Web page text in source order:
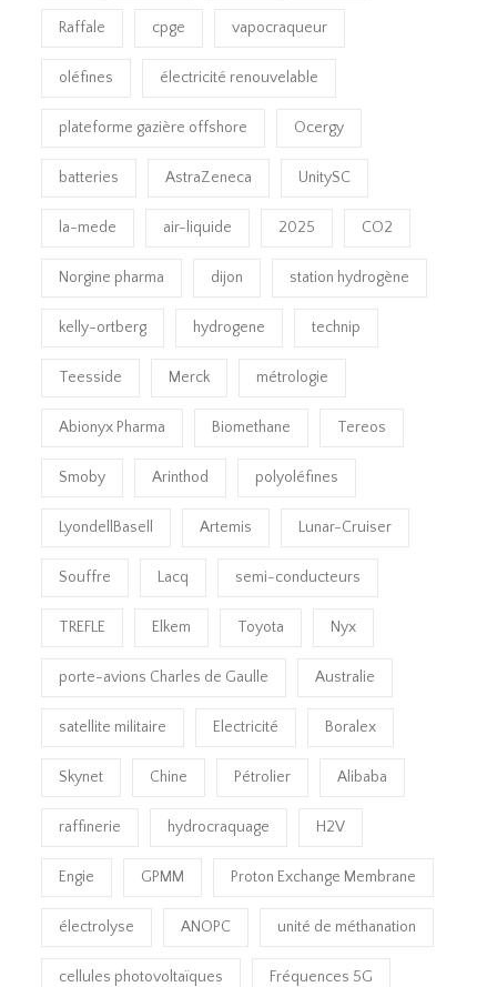
Raffale cpge vapocraqueur
oléfines électricité renouvelable
plateforme gazière offshore Ocergy
batteries AstraZeneca UnitySC
la-mede air-liquide 2025 CO2
Norgine pharma dijon station hydrogène
kelly-ortberg hydrogene technip
Teesside Merck métrologie
Abionyx Pharma Biomethane Tereos
Smoby Arinthod polyoléfines
LyondellBasell Artemis Lunar-Cruiser
Souffre Lacq semi-conducteurs
TREFLE Elkem Toyota Nyx
porte-avions Charles de Gaulle Australie
satellite militaire Electricité Boralex
Skynet Chine Pétrolier Alibaba
raffinerie hydrocraquage H2V
Engie GPMM Proton Exchange Membrane
électrolyse ANOPC unité de méthanation
cellules photovoltaïques Fréquences 5G